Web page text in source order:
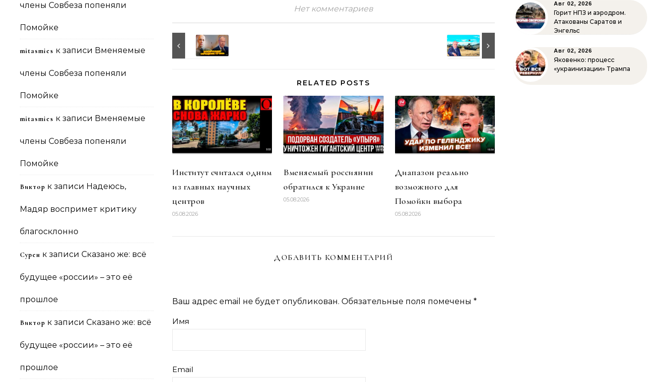
члены Совбеза попеняли
Помойке
mitasmies к записи Вменяемые
члены Совбеза попеняли
Помойке
mitasmies к записи Вменяемые
члены Совбеза попеняли
Помойке
Виктор к записи Надеюсь,
Мадяр воспримет критику
благосклонно
Сурен к записи Сказано же: всё
будущее «россии» – это её
прошлое
Виктор к записи Сказано же: всё
будущее «россии» – это её
прошлое
Нет комментариев
RELATED POSTS
Институт считался одним
из главных научных
центров
05.08.2026
Вменяемый россиянин
обратился к Украине
05.08.2026
Диапазон реально
возможного для
Помойки выбора
05.08.2026
ДОБАВИТЬ КОММЕНТАРИЙ
Ваш адрес email не будет опубликован. Обязательные поля помечены *
Имя
Email
Авг 02, 2026
Горит НПЗ и аэродром.
Атакованы Саратов и
Энгельс
Авг 02, 2026
Яковенко: процесс
«украинизации» Трампа